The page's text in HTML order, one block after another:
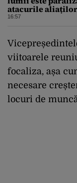
atacurile
16:57
viitoarele
focaliza, așa
necesare
locuri de